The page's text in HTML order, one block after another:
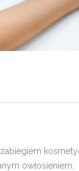
owłosieniem.